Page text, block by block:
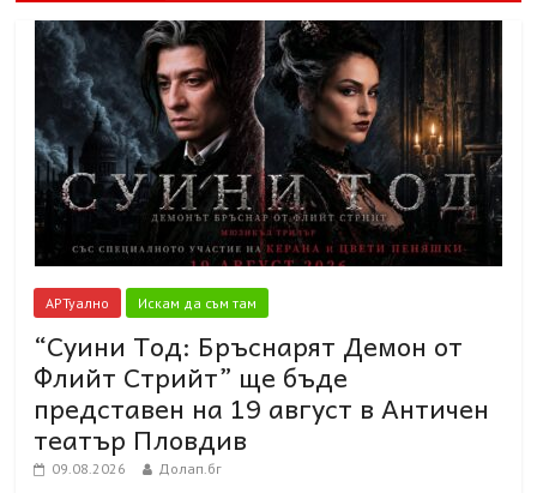
АРТуално Искам да съм там
“Суини Тод: Бръснарят Демон от
Флийт Стрийт” ще бъде
представен на 19 август в Античен
театър Пловдив
09.08.2026 Долап.бг